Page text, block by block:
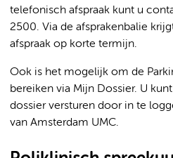
telefonisch afspraak kunt u
2500. Via de afsprakenbalie
afspraak op korte termijn.
Ook is het mogelijk om de
bereiken via Mijn Dossier. U
dossier versturen door in te
van Amsterdam UMC.